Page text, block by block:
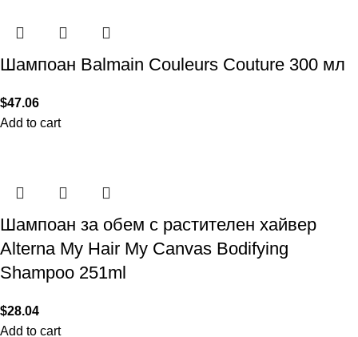
Шампоан Balmain Couleurs Couture 300 мл
$47.06
Add to cart
Шампоан за обем с растителен хайвер
Alterna My Hair My Canvas Bodifying
Shampoo 251ml
$28.04
Add to cart